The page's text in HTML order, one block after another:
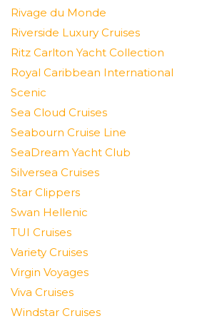
Rivage du Monde
Riverside Luxury Cruises
Ritz Carlton Yacht Collection
Royal Caribbean International
Scenic
Sea Cloud Cruises
Seabourn Cruise Line
SeaDream Yacht Club
Silversea Cruises
Star Clippers
Swan Hellenic
TUI Cruises
Variety Cruises
Virgin Voyages
Viva Cruises
Windstar Cruises